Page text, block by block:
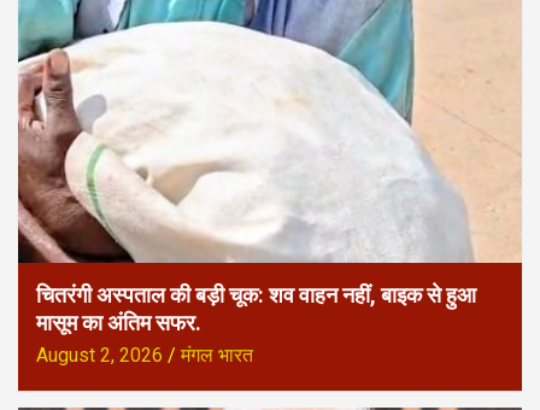
चितरंगी अस्पताल की बड़ी चूक: शव वाहन नहीं, बाइक से हुआ
मासूम का अंतिम सफर.
August 2, 2026 मंगल भारत